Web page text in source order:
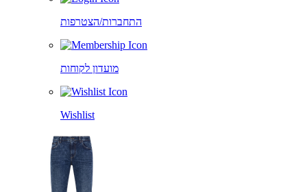
התחברות/הצטרפות
מועדון לקוחות
Wishlist